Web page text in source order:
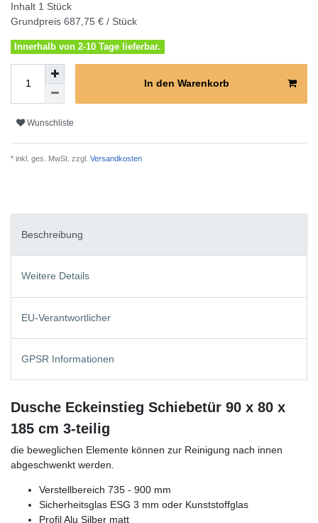
Inhalt 1 Stück
Grundpreis 687,75 € / Stück
Innerhalb von 2-10 Tage lieferbar.
In den Warenkorb
Wunschliste
* inkl. ges. MwSt. zzgl. Versandkosten
Beschreibung
Weitere Details
EU-Verantwortlicher
GPSR Informationen
Dusche Eckeinstieg Schiebetür 90 x 80 x
185 cm 3-teilig
die beweglichen Elemente können zur Reinigung nach innen
abgeschwenkt werden.
Verstellbereich 735 - 900 mm
Sicherheitsglas ESG 3 mm oder Kunststoffglas
Profil Alu Silber matt